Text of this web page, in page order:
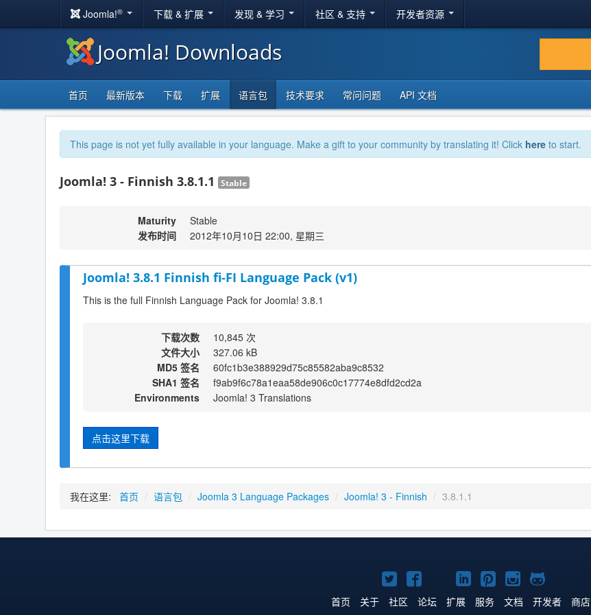
Joomla!® 下载 & 扩展 发现 & 学习 社区 & 支持 开发者资源
Joomla! Downloads
首页 最新版本 下载 扩展 语言包 技术要求 常问问题 API 文档
This page is not yet fully available in your language. Make a gift to your community by translating it! Click here to start.
Joomla! 3 - Finnish 3.8.1.1 Stable
Maturity
Stable
发布时间
2012年10月10日 22:00, 星期三
Joomla! 3.8.1 Finnish fi-FI Language Pack (v1)
This is the full Finnish Language Pack for Joomla! 3.8.1
下载次数
10,845 次
文件大小
327.06 kB
MD5 签名
60fc1b3e388929d75c85582aba9c8532
SHA1 签名
f9ab9f6c78a1eaa58de906c0c17774e8dfd2cd2a
Environments
Joomla! 3 Translations
点击这里下载
我在这里: 首页 / 语言包 / Joomla 3 Language Packages / Joomla! 3 - Finnish / 3.8.1.1
Twitter
主
Facebook
主
YouTube
主
LinkedIn
主
Pinterest
主
Instagram
主
GitHub
主
首页 关于 社区 论坛 扩展 服务 文档 开发者 商店